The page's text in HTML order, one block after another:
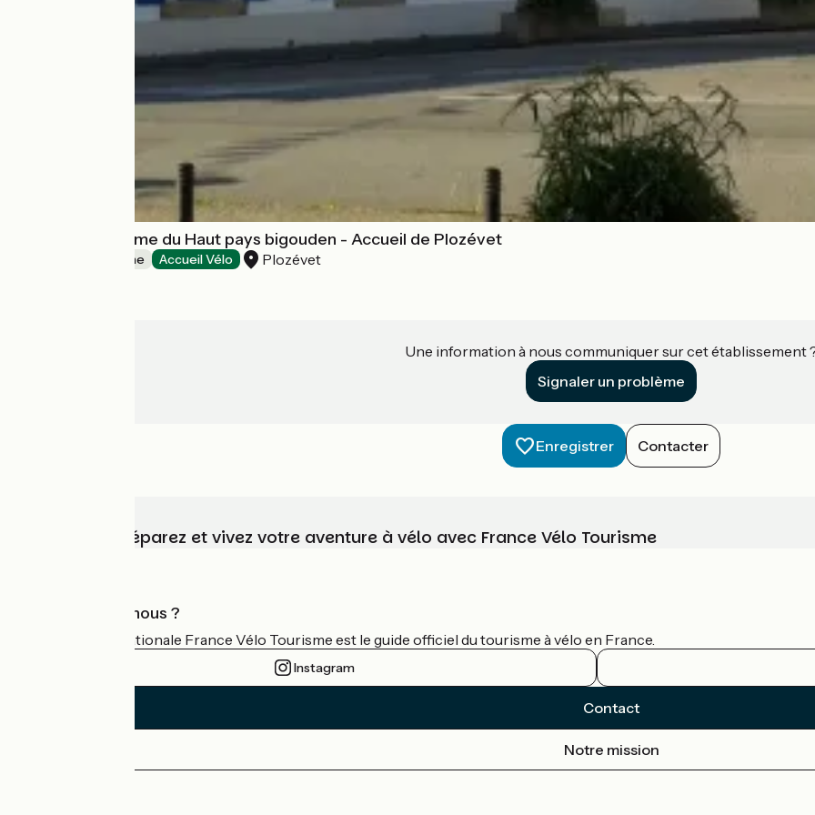
Office de tourisme du Haut pays bigouden - Accueil de Plozévet
Offices de Tourisme Accueil Vélo Plozévet
Une information à nous communiquer sur cet établissement
Signaler un problème
Enregistrer Contacter
Choisissez, préparez et vivez votre aventure à vélo avec France Vélo Tourisme
Qui sommes-nous ?
L'association nationale France Vélo Tourisme est le guide officiel du tourisme à vélo en France.
Instagram
Contact
Notre mission